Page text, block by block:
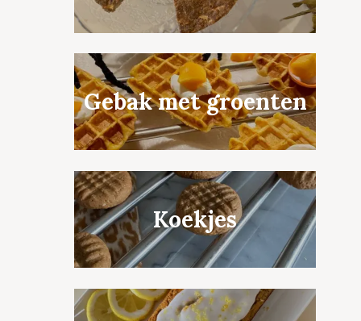
Gebak met groenten
Koekjes